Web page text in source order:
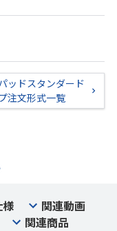
ッドスタンダード
注文形式一覧
関連動画
関連商品